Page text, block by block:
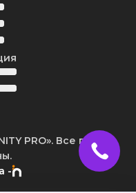
PRO». Все права
-